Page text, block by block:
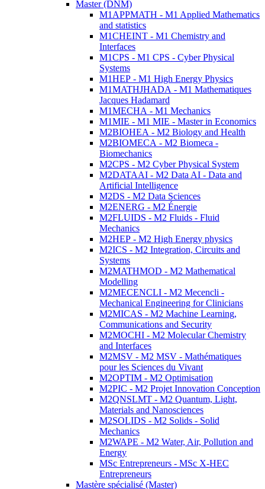
Master (DNM)
M1APPMATH - M1 Applied Mathematics
and statistics
M1CHEINT - M1 Chemistry and
Interfaces
M1CPS - M1 CPS - Cyber Physical
Systems
M1HEP - M1 High Energy Physics
M1MATHJHADA - M1 Mathematiques
Jacques Hadamard
M1MECHA - M1 Mechanics
M1MIE - M1 MIE - Master in Economics
M2BIOHEA - M2 Biology and Health
M2BIOMECA - M2 Biomeca -
Biomechanics
M2CPS - M2 Cyber Physical System
M2DATAAI - M2 Data AI - Data and
Artificial Intelligence
M2DS - M2 Data Sciences
M2ENERG - M2 Énergie
M2FLUIDS - M2 Fluids - Fluid
Mechanics
M2HEP - M2 High Energy physics
M2ICS - M2 Integration, Circuits and
Systems
M2MATHMOD - M2 Mathematical
Modelling
M2MECENCLI - M2 Mecencli -
Mechanical Engineering for Clinicians
M2MICAS - M2 Machine Learning,
Communications and Security
M2MOCHI - M2 Molecular Chemistry
and Interfaces
M2MSV - M2 MSV - Mathématiques
pour les Sciences du Vivant
M2OPTIM - M2 Optimisation
M2PIC - M2 Projet Innovation Conception
M2QNSLMT - M2 Quantum, Light,
Materials and Nanosciences
M2SOLIDS - M2 Solids - Solid
Mechanics
M2WAPE - M2 Water, Air, Pollution and
Energy
MSc Entrepreneurs - MSc X-HEC
Entrepreneurs
Mastère spécialisé (Master)